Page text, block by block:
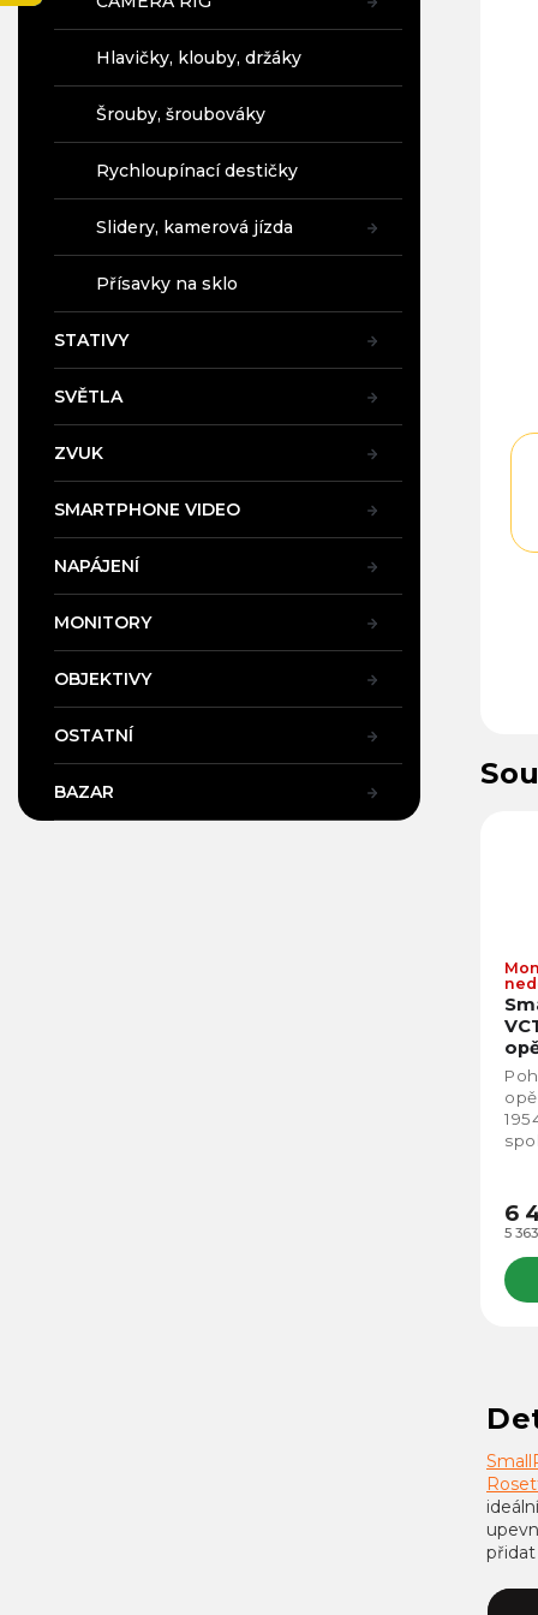
Hlavičky, klouby, držáky
Šrouby, šroubováky
Rychloupínací destičky
Slidery, kamerová jízda
Přísavky na sklo
STATIVY
SVĚTLA
ZVUK
SMARTPHONE VIDEO
NAPÁJENÍ
MONITORY
OBJEKTIVY
OSTATNÍ
BAZAR
5
6